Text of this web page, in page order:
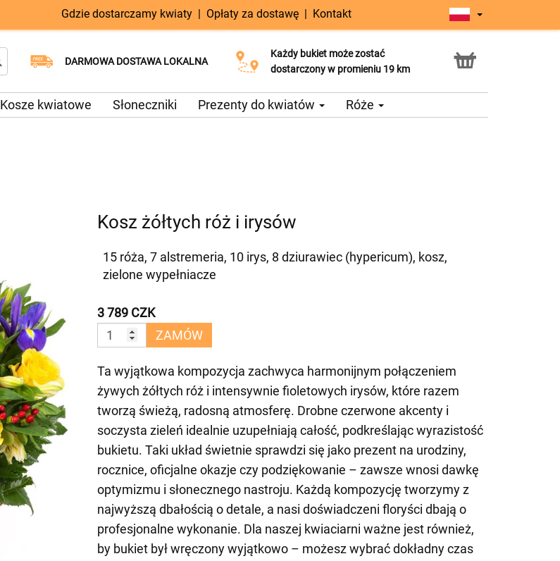
Gdzie dostarczamy kwiaty | Opłaty za dostawę | Kontakt
DARMOWA DOSTAWA LOKALNA
Dostawa tego samego dnia
Wybierz datę dostawy
Każdy bukiet może zostać
dostarczony w promieniu 19 km
Usługa Click & Collect
Kosze kwiatowe Słoneczniki Prezenty do kwiatów Róże
Kosz żółtych róż i irysów
15 róża, 7 alstremeria, 10 irys, 8 dziurawiec (hypericum), kosz,
zielone wypełniacze
3 789 CZK
ZAMÓW
Ta wyjątkowa kompozycja zachwyca harmonijnym połączeniem
żywych żółtych róż i intensywnie fioletowych irysów, które razem
tworzą świeżą, radosną atmosferę. Drobne czerwone akcenty i
soczysta zieleń idealnie uzupełniają całość, podkreślając wyrazistość
bukietu. Taki układ świetnie sprawdzi się jako prezent na urodziny,
rocznice, oficjalne okazje czy podziękowanie – zawsze wnosi dawkę
optymizmu i słonecznego nastroju. Każdą kompozycję tworzymy z
najwyższą dbałością o detale, a nasi doświadczeni floryści dbają o
profesjonalne wykonanie. Dla naszej kwiaciarni ważne jest również,
by bukiet był wręczony wyjątkowo – możesz wybrać dokładny czas